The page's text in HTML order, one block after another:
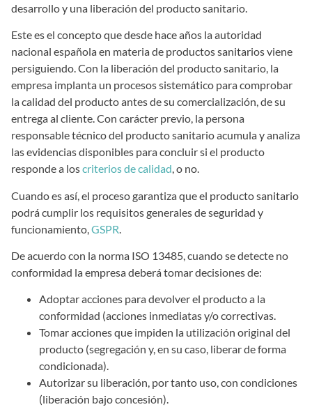
desarrollo y una liberación del producto sanitario.
Este es el concepto que desde hace años la autoridad
nacional española en materia de productos sanitarios viene
persiguiendo. Con la liberación del producto sanitario, la
empresa implanta un procesos sistemático para comprobar
la calidad del producto antes de su comercialización, de su
entrega al cliente. Con carácter previo, la persona
responsable técnico del producto sanitario acumula y analiza
las evidencias disponibles para concluir si el producto
responde a loscriterios de calidad, o no.
Cuando es así, el proceso garantiza que el producto sanitario
podrá cumplir los requisitos generales de seguridad y
funcionamiento, GSPR
De acuerdo con la norma ISO 13485, cuando se detecte no
conformidad la empresa deberá tomar decisiones de:
Adoptar acciones para devolver el producto a la
conformidad (acciones inmediatas y/o correctivas.
Tomar acciones que impiden la utilización original del
producto (segregación y, en su caso, liberar de forma
condicionada).
Autorizar su liberación, por tanto uso, con condiciones
(liberación bajo concesión).